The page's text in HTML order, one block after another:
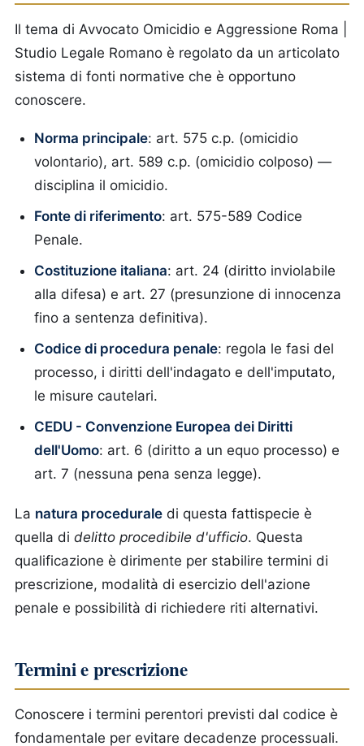
Il tema di Avvocato Omicidio e Aggressione Roma |
Studio Legale Romano è regolato da un articolato
sistema di fonti normative che è opportuno
conoscere.
Norma principale: art. 575 c.p. (omicidio
volontario), art. 589 c.p. (omicidio colposo) —
disciplina il omicidio.
Fonte di riferimento: art. 575-589 Codice
Penale.
Costituzione italiana: art. 24 (diritto inviolabile
alla difesa) e art. 27 (presunzione di innocenza
fino a sentenza definitiva).
Codice di procedura penale: regola le fasi del
processo, i diritti dell'indagato e dell'imputato,
le misure cautelari.
CEDU - Convenzione Europea dei Diritti
dell'Uomo: art. 6 (diritto a un equo processo) e
art. 7 (nessuna pena senza legge).
La natura procedurale di questa fattispecie è
quella di delitto procedibile d'ufficio. Questa
qualificazione è dirimente per stabilire termini di
prescrizione, modalità di esercizio dell'azione
penale e possibilità di richiedere riti alternativi.
Termini e prescrizione
Conoscere i termini perentori previsti dal codice è
fondamentale per evitare decadenze processuali.